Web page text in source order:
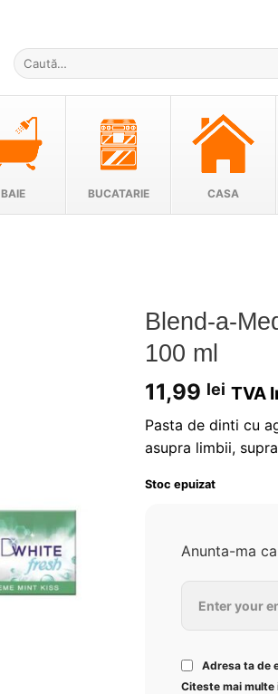
Caută
după:
BAIE BUCATARIE CASA
Blend-a-
100 ml
11,99 lei TVA
Pasta de dinti cu
asupra limbii,
Stoc epuizat
Anunta-ma
Adresa ta de
Citeste mai multe